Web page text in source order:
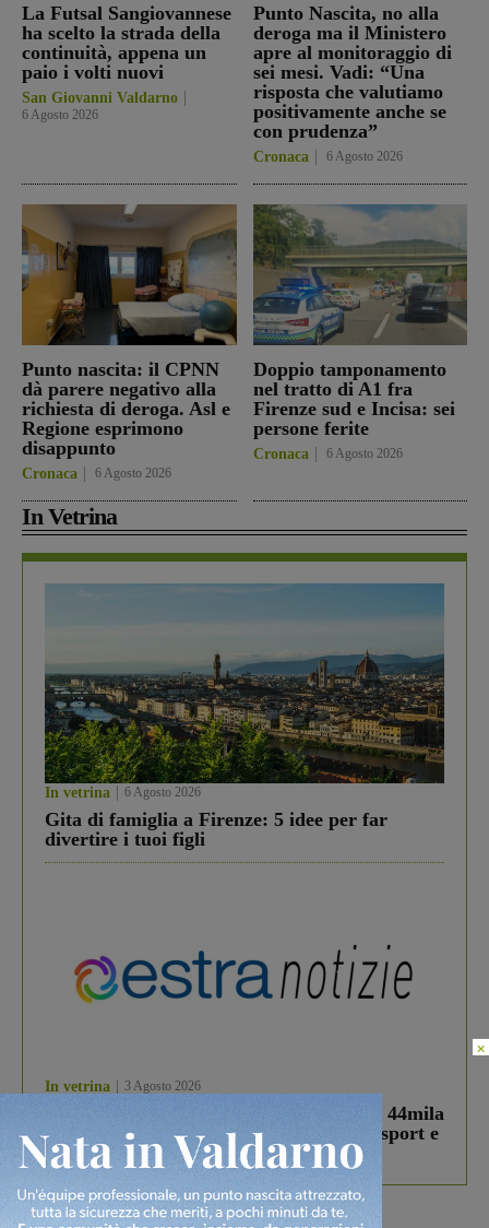
La Futsal Sangiovannese
ha scelto la strada della
continuità, appena un
paio i volti nuovi
San Giovanni Valdarno
6 Agosto 2026
Punto Nascita, no alla
deroga ma il Ministero
apre al monitoraggio di
sei mesi. Vadi: “Una
risposta che valutiamo
positivamente anche se
con prudenza”
Cronaca 6 Agosto 2026
Punto nascita: il CPNN
dà parere negativo alla
richiesta di deroga. Asl e
Regione esprimono
disappunto
Cronaca 6 Agosto 2026
Doppio tamponamento
nel tratto di A1 fra
Firenze sud e Incisa: sei
persone ferite
Cronaca 6 Agosto 2026
In Vetrina
In vetrina 6 Agosto 2026
Gita di famiglia a Firenze: 5 idee per far
divertire i tuoi figli
In vetrina 3 Agosto 2026
Estra Notizie agosto: Smart Cities, oltre 44mila
studenti coinvolti, torna il bando per lo sport e
debutta il podcast Estrair
×